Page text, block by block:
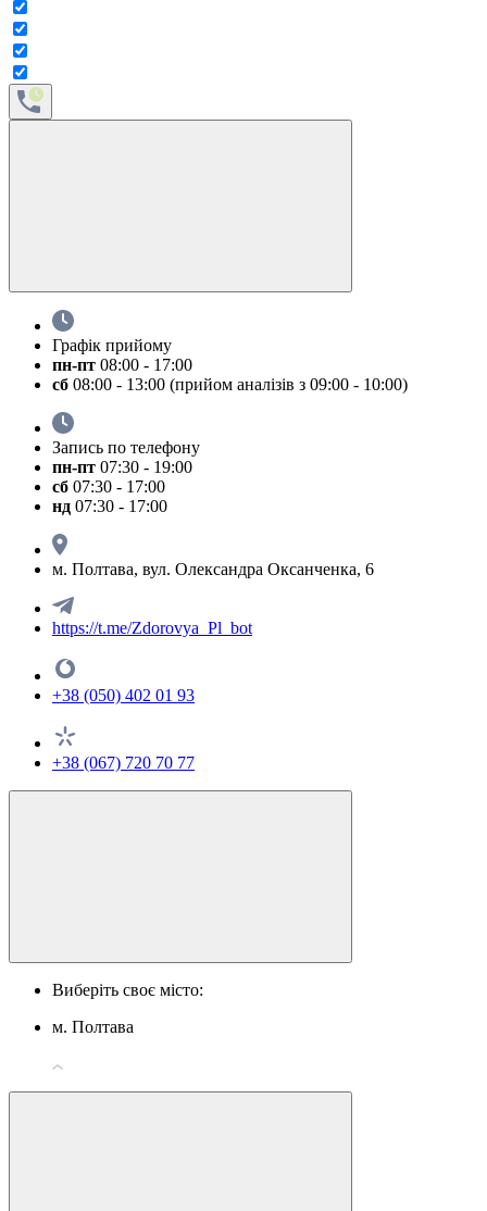
Графік прийому
пн-пт 08:00 - 17:00
сб 08:00 - 13:00 (прийом аналізів з 09:00 - 10:00)
Запись по телефону
пн-пт 07:30 - 19:00
сб 07:30 - 17:00
нд 07:30 - 17:00
м. Полтава, вул. Олександра Оксанченка, 6
https://t.me/Zdorovya_Pl_bot
+38 (050) 402 01 93
+38 (067) 720 70 77
Виберіть своє місто:
м. Полтава